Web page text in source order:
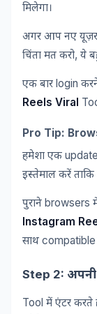
मिलेगा।
अगर आप नए यूज़र
चिंता मत करो, ये
एक बार login
Reels Viral
Pro Tip:
हमेशा एक
इस्तेमाल करें ताकि
पुराने browsers
Instagram
साथ compatible
Step 2: अपनी
Tool में एंटर करते